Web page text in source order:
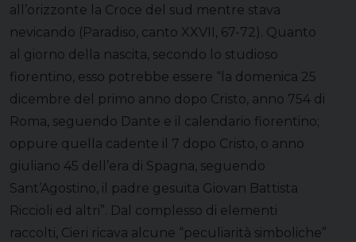
all’orizzonte la Croce del sud mentre stava
nevicando (Paradiso, canto XXVII, 67-72). Quanto
al giorno della nascita, secondo lo studioso
fiorentino, esso potrebbe essere “la domenica 25
dicembre del primo anno dopo Cristo, anno 754 di
Roma, seguendo Dante e il calendario fiorentino;
oppure quella cadente il 7 dopo Cristo, o anno
giuliano 45 dell’era di Spagna, seguendo
Sant’Agostino, il padre gesuita Giovan Battista
Riccioli ed altri”. Dal complesso di elementi
raccolti, Cieri ricava alcune “peculiarità simboliche”